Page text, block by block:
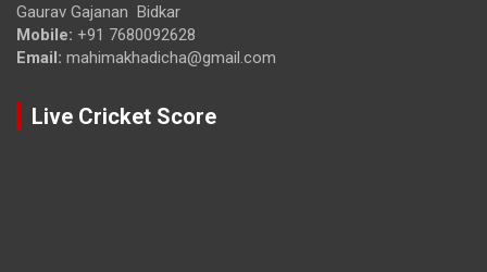
Gaurav Gajanan Bidkar
Mobile: +91 7680092628
Email: mahimakhadicha@gmail.com
Live Cricket Score